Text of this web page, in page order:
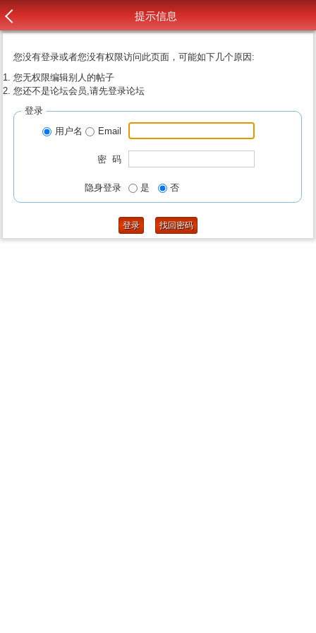
提示信息
您没有登录或者您没有权限访问此页面，可能如下几个原因:
您无权限编辑别人的帖子
您还不是论坛会员,请先登录论坛
登录
用户名
Email
密 码
隐身登录 是 否